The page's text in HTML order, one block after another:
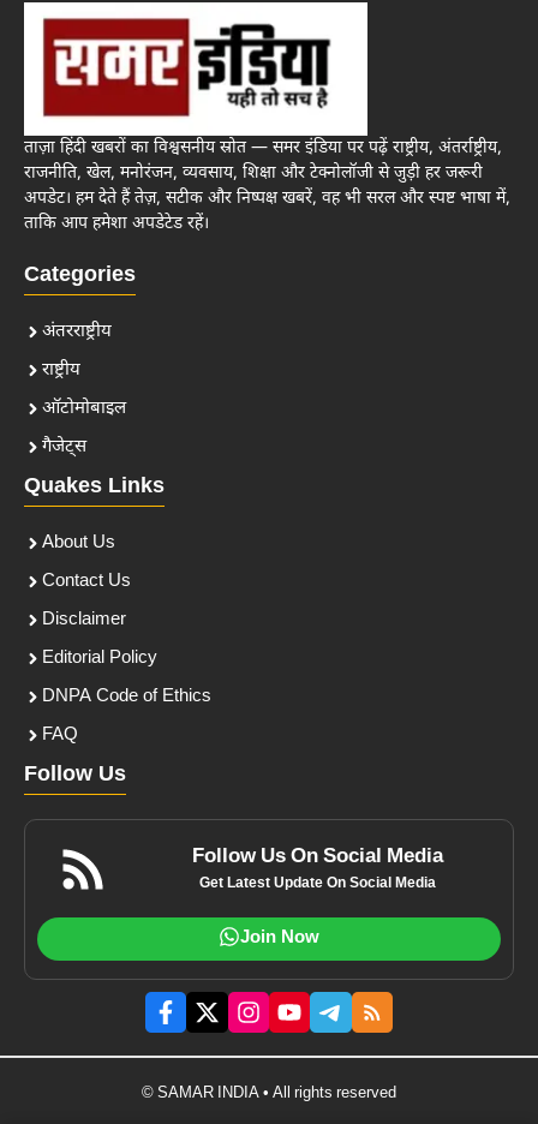
ताज़ा हिंदी खबरों का विश्वसनीय स्रोत — समर इंडिया पर पढ़ें राष्ट्रीय, अंतर्राष्ट्रीय,
राजनीति, खेल, मनोरंजन, व्यवसाय, शिक्षा और टेक्नोलॉजी से जुड़ी हर जरूरी
अपडेट। हम देते हैं तेज़, सटीक और निष्पक्ष खबरें, वह भी सरल और स्पष्ट भाषा में,
ताकि आप हमेशा अपडेटेड रहें।
Categories
अंतरराष्ट्रीय
राष्ट्रीय
ऑटोमोबाइल
गैजेट्स
Quakes Links
About Us
Contact Us
Disclaimer
Editorial Policy
DNPA Code of Ethics
FAQ
Follow Us
Follow Us On Social Media
Get Latest Update On Social Media
Join Now
© SAMAR INDIA • All rights reserved